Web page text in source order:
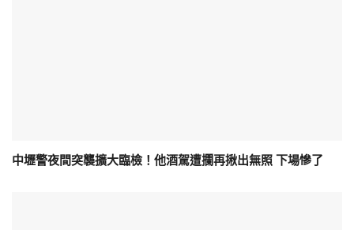
中壢警夜間突襲擴大臨檢！他酒駕遭攔再揪出無照 下場慘了